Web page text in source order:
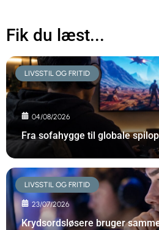
Fik du læst...
LIVSSTIL OG FRITID
04/08/2026
Fra sofahygge til globale
LIVSSTIL OG FRITID
23/07/2026
Krydsordsløsere bruger